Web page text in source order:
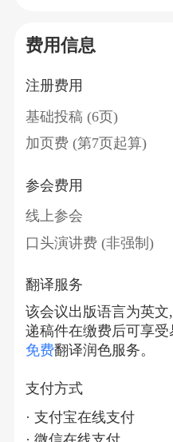
费用信息
注册费用
基础投稿 (6页)
加页费 (第7页起算)
参会费用
线上参会
口头演讲费 (非强制)
翻译服务
该会议出版语言为英
递稿件在缴费后可享
免费翻译润色服务。
支付方式
· 支付宝在线支付